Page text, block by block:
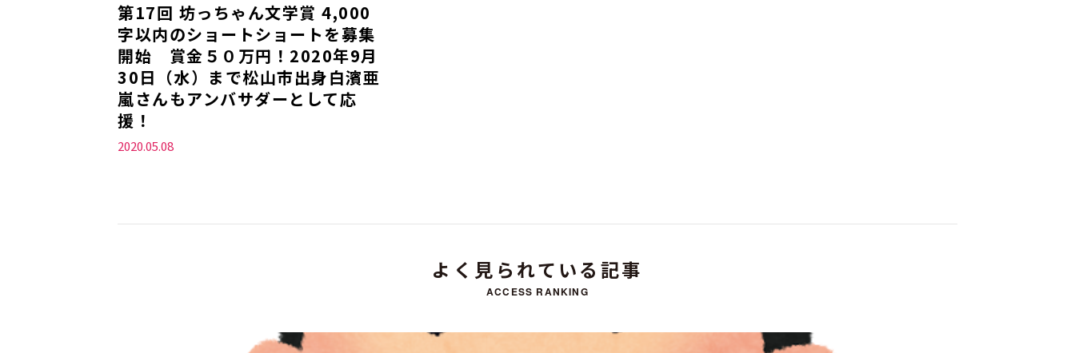
第17回 坊っちゃん文学賞 4,000
字以内のショートショートを募集
開始 賞金５０万円！2020年9月
30日（水）まで松山市出身白濱亜
嵐さんもアンバサダーとして応
援！
2020.05.08
よく見られている記事
ACCESS RANKING